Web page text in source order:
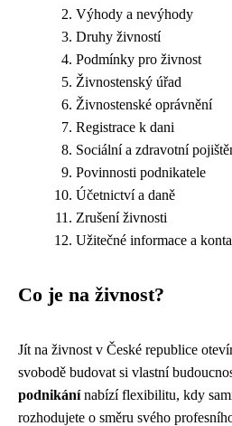
Výhody a nevýhody
Druhy živností
Podmínky pro živnost
Živnostenský úřad
Živnostenské oprávnění
Registrace k dani
Sociální a zdravotní
Povinnosti podnikatele
Účetnictví a daně
Zrušení živnosti
Užitečné informace a
Co je na živnost?
Jít na živnost v České republice
svobodě budovat si vlastní
podnikánínabízí flexibilitu, kdy
rozhodujete o směru svého